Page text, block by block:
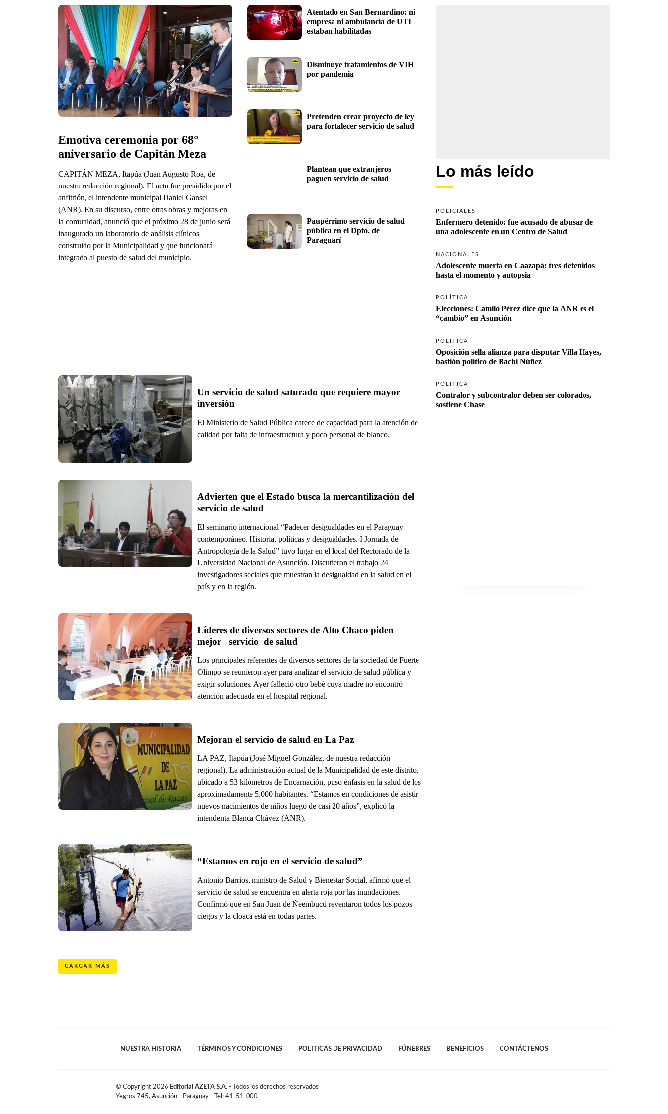
Emotiva ceremonia por 68°
aniversario de Capitán Meza
CAPITÁN MEZA, Itapúa (Juan Augusto Roa, de
nuestra redacción regional). El acto fue presidido por el
anfitrión, el intendente municipal Daniel Gansel
(ANR). En su discurso, entre otras obras y mejoras en
la comunidad, anunció que el próximo 28 de junio será
inaugurado un laboratorio de análisis clínicos
construido por la Municipalidad y que funcionará
integrado al puesto de salud del municipio.
Atentado en San Bernardino: ni
empresa ni ambulancia de UTI
estaban habilitadas
Disminuye tratamientos de VIH
por pandemia
Pretenden crear proyecto de ley
para fortalecer servicio de salud
Plantean que extranjeros
paguen servicio de salud
Paupérrimo servicio de salud
pública en el Dpto. de
Paraguarí
Un servicio de salud saturado que requiere mayor
inversión
El Ministerio de Salud Pública carece de capacidad para la atención de
calidad por falta de infraestructura y poco personal de blanco.
Advierten que el Estado busca la mercantilización del
servicio de salud
El seminario internacional “Padecer desigualdades en el Paraguay
contemporáneo. Historia, políticas y desigualdades. I Jornada de
Antropología de la Salud” tuvo lugar en el local del Rectorado de la
Universidad Nacional de Asunción. Discutieron el trabajo 24
investigadores sociales que muestran la desigualdad en la salud en el
país y en la región.
Líderes de diversos sectores de Alto Chaco piden
mejor   servicio  de salud
Los principales referentes de diversos sectores de la sociedad de Fuerte
Olimpo se reunieron ayer para analizar el servicio de salud pública y
exigir soluciones. Ayer falleció otro bebé cuya madre no encontró
atención adecuada en el hospital regional.
Mejoran el servicio de salud en La Paz
LA PAZ, Itapúa (José Miguel González, de nuestra redacción
regional). La administración actual de la Municipalidad de este distrito,
ubicado a 53 kilómetros de Encarnación, puso énfasis en la salud de los
aproximadamente 5.000 habitantes. “Estamos en condiciones de asistir
nuevos nacimientos de niños luego de casi 20 años”, explicó la
intendenta Blanca Chávez (ANR).
“Estamos en rojo en el servicio de salud”
Antonio Barrios, ministro de Salud y Bienestar Social, afirmó que el
servicio de salud se encuentra en alerta roja por las inundaciones.
Confirmó que en San Juan de Ñeembucú reventaron todos los pozos
ciegos y la cloaca está en todas partes.
CARGAR MÁS
Lo más leído
POLICIALES
Enfermero detenido: fue acusado de abusar de
una adolescente en un Centro de Salud
NACIONALES
Adolescente muerta en Caazapá: tres detenidos
hasta el momento y autopsia
POLÍTICA
Elecciones: Camilo Pérez dice que la ANR es el
POLÍTICA
Oposición sella alianza para disputar Villa Hayes,
bastión político de Bachi Núñez
POLÍTICA
Contralor y subcontralor deben ser colorados,
sostiene Chase
NUESTRA HISTORIA TÉRMINOS Y CONDICIONES POLITICAS DE PRIVACIDAD FÚNEBRES BENEFICIOS CONTÁCTENOS
© Copyright 2026 Editorial AZETA S.A. - Todos los derechos reservados
Yegros 745, Asunción - Paraguay - Tel: 41-51-000